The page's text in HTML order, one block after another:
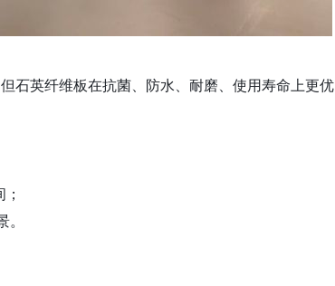
石英纤维板在抗菌、防水、耐磨、使用寿命上更
。